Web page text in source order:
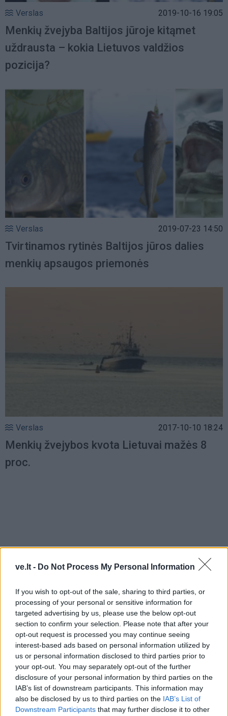
ve.lt - Do Not Process My Personal Information
If you wish to opt-out of the sale, sharing to third parties, or
processing of your personal or sensitive information for
targeted advertising by us, please use the below opt-out
section to confirm your selection. Please note that after your
opt-out request is processed you may continue seeing
interest-based ads based on personal information utilized by
us or personal information disclosed to third parties prior to
your opt-out. You may separately opt-out of the further
disclosure of your personal information by third parties on the
IAB’s list of downstream participants. This information may
also be disclosed by us to third parties on the IAB’s List of
Downstream Participants that may further disclose it to other
Verslas 2019-10-16 19:05
Menkių žvejyba Baltijos jūroje kitąmet
uždrausta – kokia Lietuvos valdžios
pozicija?
Verslas 2019-07-23 14:50
Tvirtinamos rytinės Baltijos jūros dalies
menkių apsaugos priemonės
Verslas 2017-10-10 18:24
Menkių žvejybos kvota Lietuvai mažės 8
proc.